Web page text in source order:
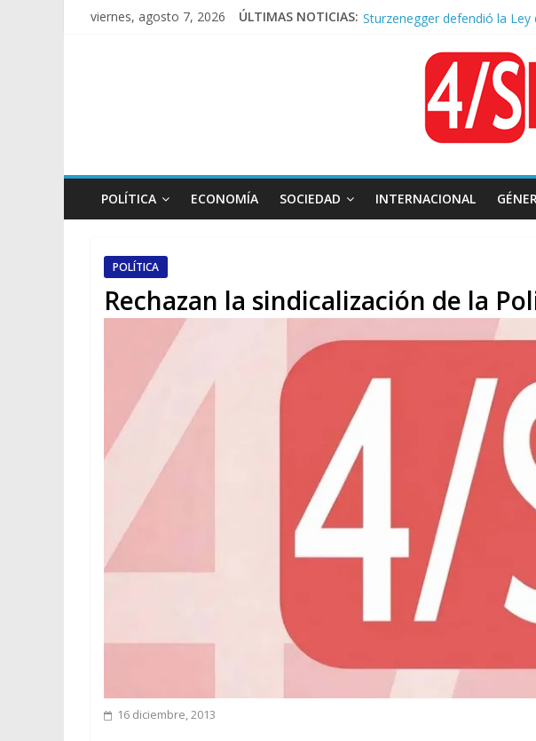
viernes, agosto 7, 2026 ÚLTIMAS NOTICIAS: Sturzenegger defendió la
Kicillof asistió a San
Condenaron a la red social
POLÍTICA ECONOMÍA SOCIEDAD INTERNACIONAL
POLÍTICA
Rechazan la sindicalización de la
16 diciembre, 2013